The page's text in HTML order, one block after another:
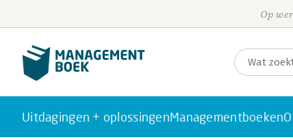
Op
Uitdagingen + oplossingenManagementboeken